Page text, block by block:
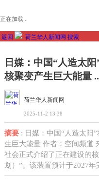
正在加载...
返回 荷兰华人新闻网 搜索
日媒：中国“人造太
核聚变产生巨大能量
荷兰华人新闻网
2025-11-2 13:38
摘要: 日媒：中国“人造太阳
生巨大能量 作者：空间频道
社会正式介绍了正在建设的
划）”。该装置预计于2027年